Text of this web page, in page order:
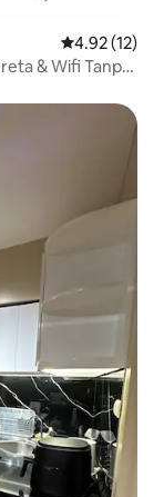
Penarafan
4.92 (12)
& Wifi Tanpa